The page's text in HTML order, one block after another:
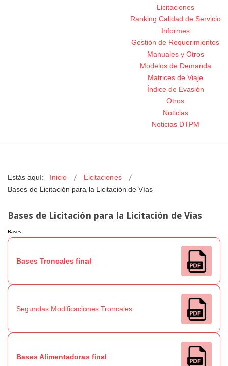
Licitaciones
Ranking Calidad de Servicio
Informes
Gestión de Requerimientos
Manuales y Otros
Modelos de Demanda
Matrices de Viaje
Índice de Evasión
Otros
Noticias
Noticias DTPM
Estás aquí: Inicio
Licitaciones
Bases de Licitación para la Licitación de Vías
Bases de Licitación para la Licitación de Vías
Bases
Bases Troncales final
Segundas Modificaciones Troncales
Bases Alimentadoras final